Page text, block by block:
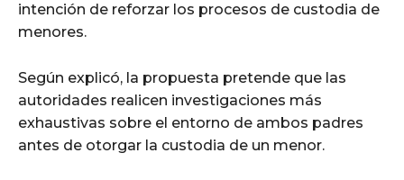
intención de reforzar los procesos de custodia de
menores.
Según explicó, la propuesta pretende que las
autoridades realicen investigaciones más
exhaustivas sobre el entorno de ambos padres
antes de otorgar la custodia de un menor.